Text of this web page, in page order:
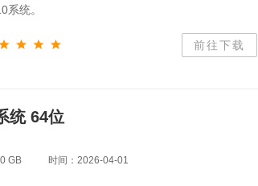
系统。
前往下载
统 64位
GB 时间：2026-04-01